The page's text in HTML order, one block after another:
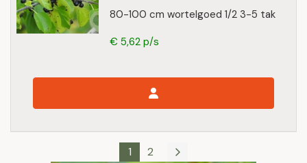
80-100 cm wortelgoed 1/2 3-5 tak
€ 5,62 p/s
1 2